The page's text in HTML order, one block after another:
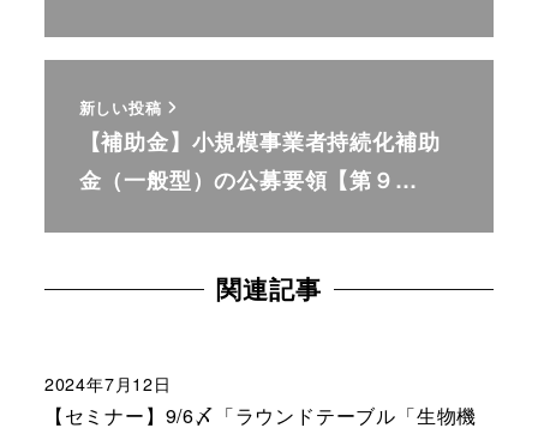
新しい投稿
【補助金】小規模事業者持続化補助
金（一般型）の公募要領【第９…
関連記事
【セミナー】9/6〆「ラウンドテーブル「生物機
2024年7月12日